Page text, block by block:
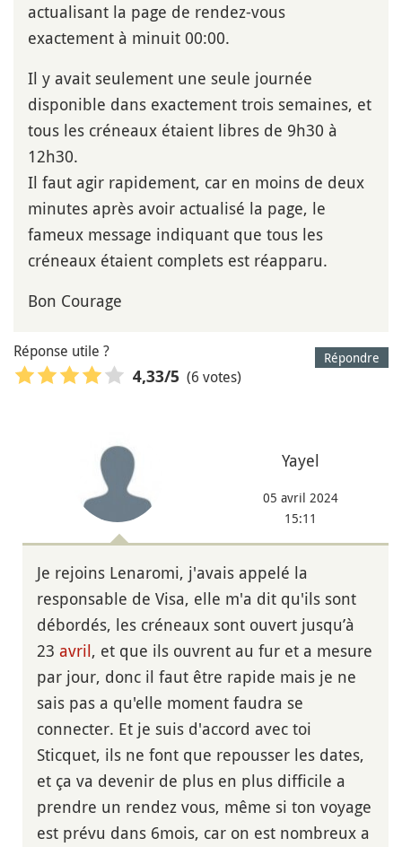
actualisant la page de rendez-vous
exactement à minuit 00:00.
Il y avait seulement une seule journée
disponible dans exactement trois semaines, et
tous les créneaux étaient libres de 9h30 à
12h30.
Il faut agir rapidement, car en moins de deux
minutes après avoir actualisé la page, le
fameux message indiquant que tous les
créneaux étaient complets est réapparu.
Bon Courage
Répondre
Réponse utile ?
4,33/5 (6 votes)
Yayel
05 avril 2024
15:11
Je rejoins Lenaromi, j'avais appelé la
responsable de Visa, elle m'a dit qu'ils sont
débordés, les créneaux sont ouvert jusqu’à
23 avril, et que ils ouvrent au fur et a mesure
par jour, donc il faut être rapide mais je ne
sais pas a qu'elle moment faudra se
connecter. Et je suis d'accord avec toi
Sticquet, ils ne font que repousser les dates,
et ça va devenir de plus en plus difficile a
prendre un rendez vous, même si ton voyage
est prévu dans 6mois, car on est nombreux a